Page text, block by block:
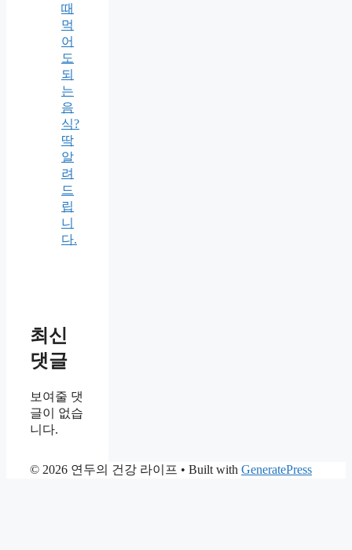
때
먹
어
도
되
는
음
식?
딱
알
려
드
립
니
다.
최신
댓글
보여줄 댓
글이 없습
니다.
© 2026 연두의 건강 라이프 • Built with GeneratePress